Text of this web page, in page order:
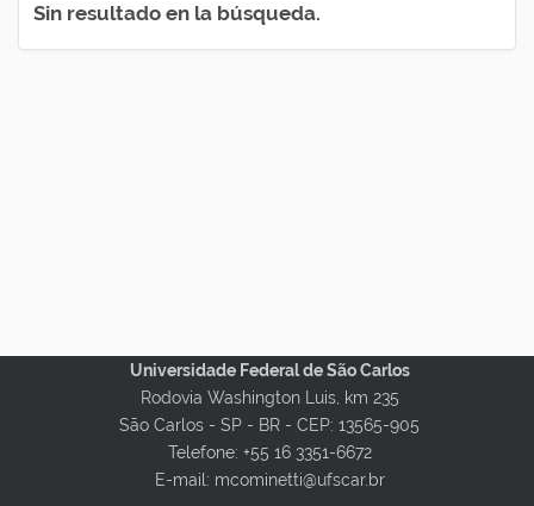
Sin resultado en la búsqueda.
Universidade Federal de São Carlos
Rodovia Washington Luis, km 235
São Carlos - SP - BR - CEP: 13565-905
Telefone: +55 16 3351-6672
E-mail: mcominetti@ufscar.br